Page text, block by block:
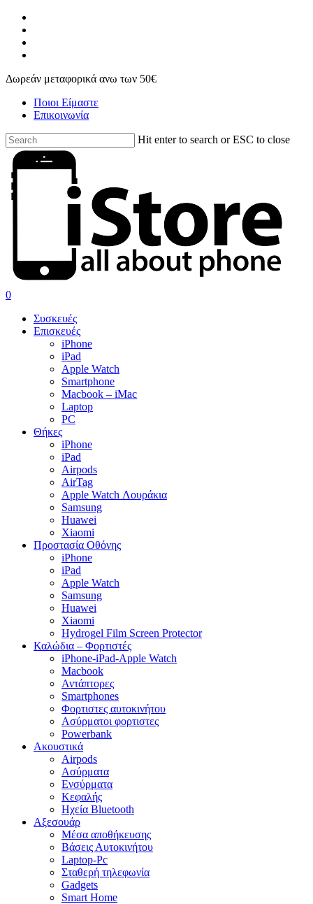
Skip
main
content
Δωρεάν μεταφορικά ανω των 50€
Ποιοι Είμαστε
Επικοινωνία
Hit enter to search or ESC to close
Close
Search
search
account
0
Συσκευές
Επισκευές
iPhone
iPad
Apple Watch
Smartphone
Macbook – iMac
Laptop
PC
Θήκες
iPhone
iPad
Airpods
AirTag
Apple Watch Λουράκια
Samsung
Huawei
Xiaomi
Προστασία Οθόνης
iPhone
iPad
Apple Watch
Samsung
Huawei
Xiaomi
Hydrogel Film Screen Protector
Καλώδια – Φορτιστές
iPhone-iPad-Apple Watch
Macbook
Αντάπτορες
Smartphones
Φορτιστες αυτοκινήτου
Ασύρματοι φορτιστες
Powerbank
Ακουστικά
Airpods
Ασύρματα
Ενσύρματα
Κεφαλής
Ηχεία Bluetooth
Αξεσουάρ
Μέσα αποθήκευσης
Βάσεις Αυτοκινήτου
Laptop-Pc
Σταθερή τηλεφωνία
Gadgets
Smart Home